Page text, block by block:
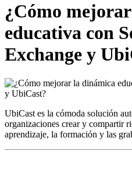
¿Cómo
educativa con
Exchange y
UbiCast es la cómoda solución
organizaciones crear y compartir
aprendizaje, la formación y las